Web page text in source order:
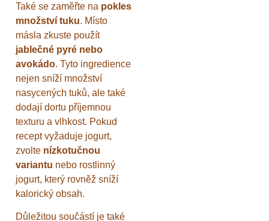
Také se zaměřte na pokles
množství tuku. Místo
másla zkuste použít
jablečné pyré nebo
avokádo. Tyto ingredience
nejen sníží množství
nasycených tuků, ale také
dodají dortu příjemnou
texturu a vlhkost. Pokud
recept vyžaduje jogurt,
zvolte nízkotučnou
variantu nebo rostlinný
jogurt, který rovněž sníží
kalorický obsah.
Důležitou součástí je také